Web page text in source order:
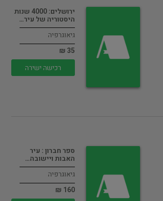
ירושלים: 4000 שנות
היסטוריה של עיר…
גיאוגרפיה
35 ₪
רכישה ישירה
ספר חברון : עיר
האבות ויישובה…
גיאוגרפיה
160 ₪